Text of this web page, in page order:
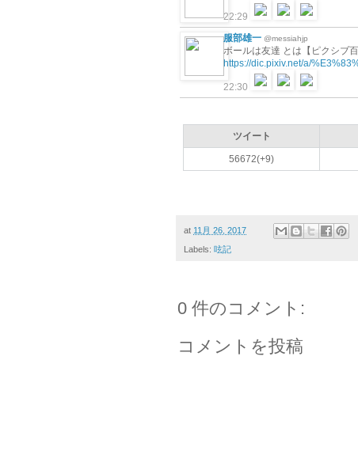
22:29
服部雄一 @messiahjp
ボールは友達 とは【ピクシブ
https://dic.pixiv.net/a/
22:30
ツイート
56672(+9)
at 11月 26, 2017
Labels: 呟記
0 件のコメント:
コメントを投稿